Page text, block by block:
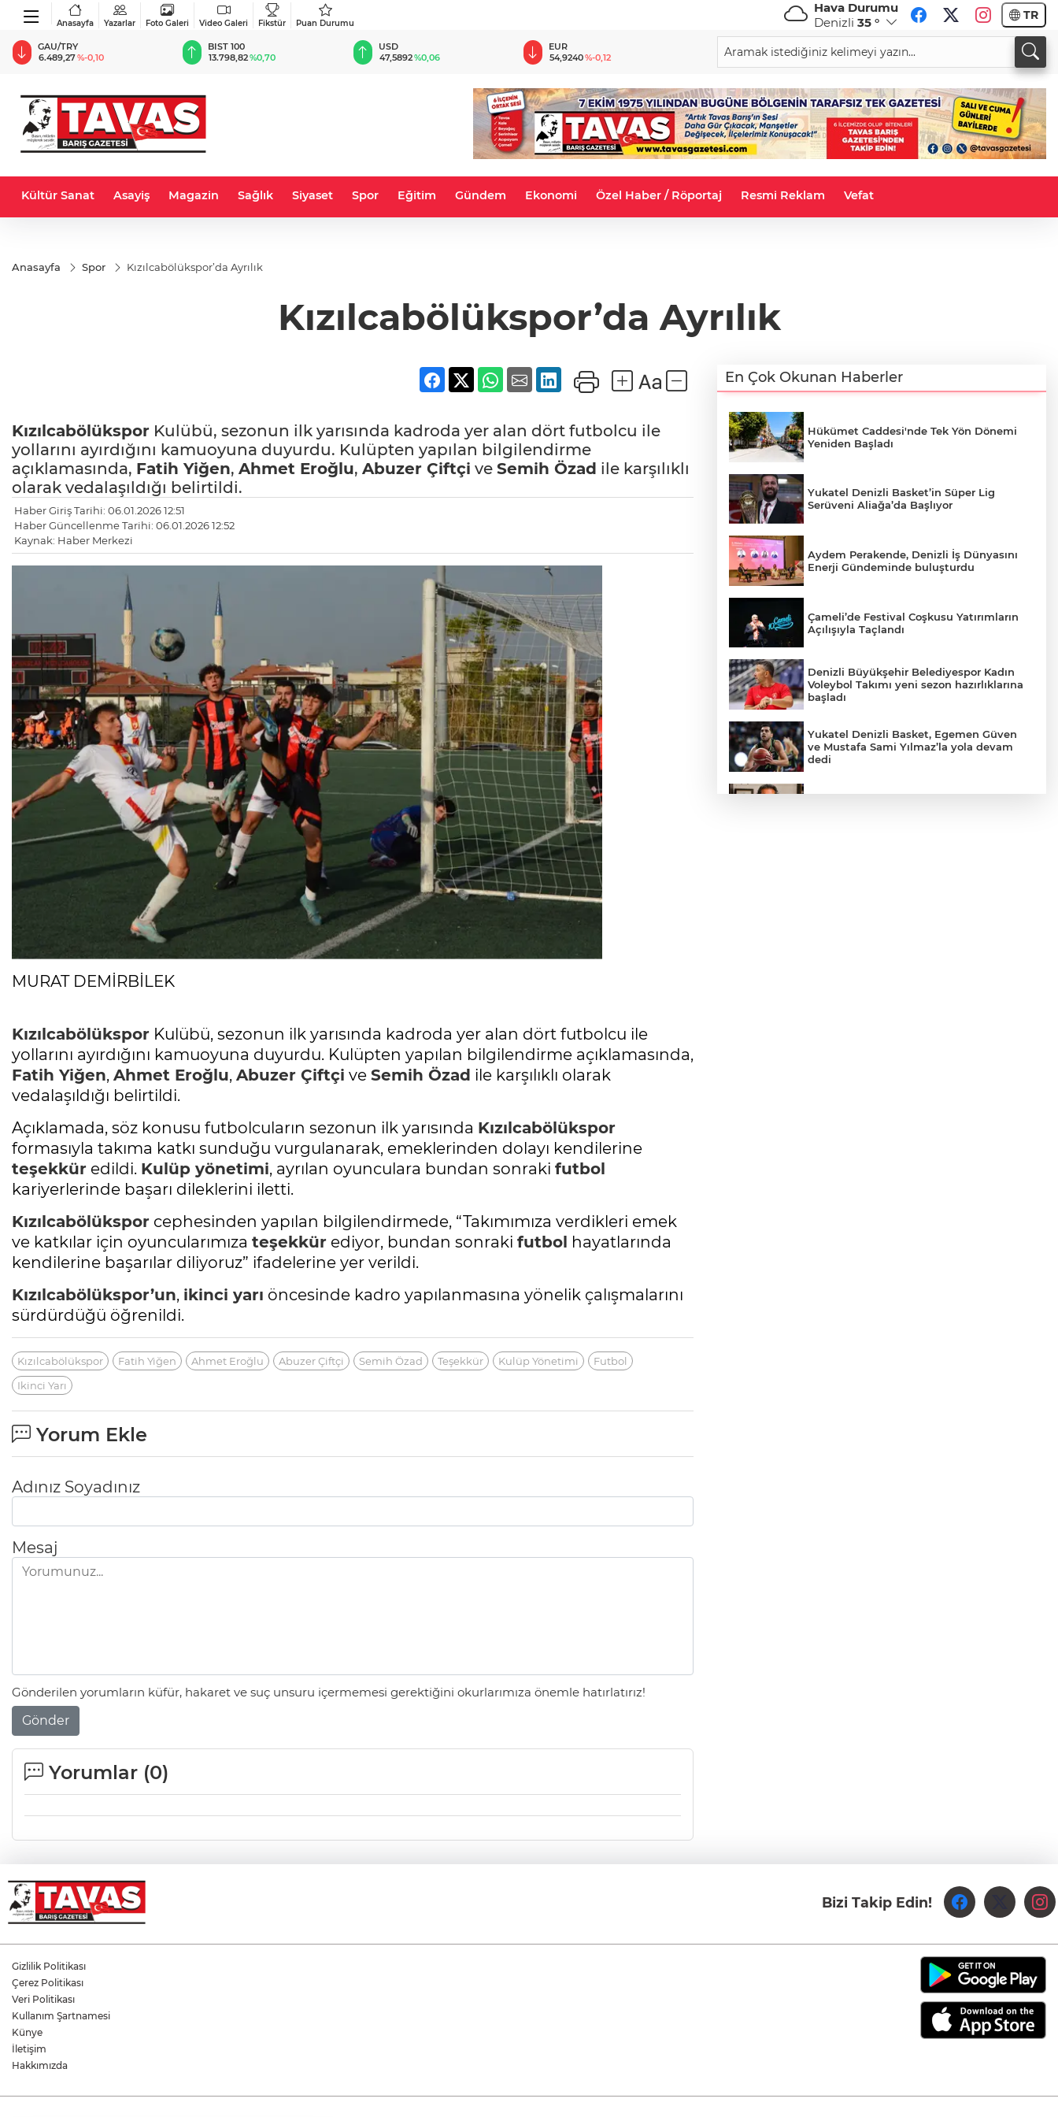
Anasayfa Yazarlar Foto Galeri Video Galeri Fikstür Puan Durumu
Hava Durumu
Denizli 35 ° TR
BIST 100
13.798,82%0,70
USD
47,5892%0,06
EUR
54,9240%-0,12
GBP
64,1337%0,12
CHF
58,5353%-0,66
33,9317
Kültür Sanat Asayiş Magazin Sağlık Siyaset Spor Eğitim Gündem Ekonomi Özel Haber / Röportaj Resmi Reklam Vefat
Anasayfa Spor Kızılcabölükspor’da Ayrılık
Kızılcabölükspor’da Ayrılık
Kızılcabölükspor Kulübü, sezonun ilk yarısında kadroda yer alan dört futbolcu ile
yollarını ayırdığını kamuoyuna duyurdu. Kulüpten yapılan bilgilendirme
açıklamasında, Fatih Yiğen, Ahmet Eroğlu, Abuzer Çiftçi ve Semih Özad ile karşılıklı
olarak vedalaşıldığı belirtildi.
Haber Giriş Tarihi: 06.01.2026 12:51
Haber Güncellenme Tarihi: 06.01.2026 12:52
Kaynak: Haber Merkezi
MURAT DEMİRBİLEK
Kızılcabölükspor Kulübü, sezonun ilk yarısında kadroda yer alan dört futbolcu ile
yollarını ayırdığını kamuoyuna duyurdu. Kulüpten yapılan bilgilendirme açıklamasında,
Fatih Yiğen, Ahmet Eroğlu, Abuzer Çiftçi ve Semih Özad ile karşılıklı olarak
vedalaşıldığı belirtildi.
Açıklamada, söz konusu futbolcuların sezonun ilk yarısında Kızılcabölükspor
formasıyla takıma katkı sunduğu vurgulanarak, emeklerinden dolayı kendilerine
teşekkür edildi. Kulüp yönetimi, ayrılan oyunculara bundan sonraki futbol
kariyerlerinde başarı dileklerini iletti.
Kızılcabölükspor cephesinden yapılan bilgilendirmede, “Takımımıza verdikleri emek
ve katkılar için oyuncularımıza teşekkür ediyor, bundan sonraki futbol hayatlarında
kendilerine başarılar diliyoruz” ifadelerine yer verildi.
Kızılcabölükspor’un, ikinci yarı öncesinde kadro yapılanmasına yönelik çalışmalarını
sürdürdüğü öğrenildi.
Kızılcabölükspor Fatih Yiğen Ahmet Eroğlu Abuzer Çiftçi Semih Özad Teşekkür Kulüp Yönetimi
Futbol
Ikinci Yarı
Yorum Ekle
Adınız Soyadınız
Mesaj
Gönderilen yorumların küfür, hakaret ve suç unsuru içermemesi gerektiğini okurlarımıza önemle hatırlatırız!
Gönder
Yorumlar (0)
En Çok Okunan Haberler
Hükümet Caddesi'nde Tek Yön Dönemi
Yeniden Başladı
Yukatel Denizli Basket’in Süper Lig
Serüveni Aliağa’da Başlıyor
Aydem Perakende, Denizli İş Dünyasını
Enerji Gündeminde buluşturdu
Çameli’de Festival Coşkusu Yatırımların
Açılışıyla Taçlandı
Denizli Büyükşehir Belediyespor Kadın
Voleybol Takımı yeni sezon hazırlıklarına
başladı
Yukatel Denizli Basket, Egemen Güven
ve Mustafa Sami Yılmaz’la yola devam
dedi
Bizi Takip Edin!
Gizlilik Politikası
Çerez Politikası
Veri Politikası
Kullanım Şartnamesi
Künye
İletişim
Hakkımızda